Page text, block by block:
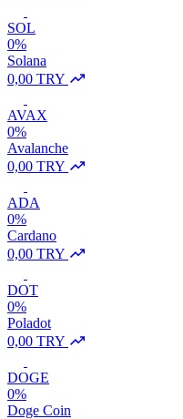
SOL
0%
Solana
0,00 TRY
AVAX
0%
Avalanche
0,00 TRY
ADA
0%
Cardano
0,00 TRY
DOT
0%
Poladot
0,00 TRY
DOGE
0%
Doge Coin